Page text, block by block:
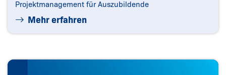
Projektmanagement für Auszubildende
Mehr erfahren